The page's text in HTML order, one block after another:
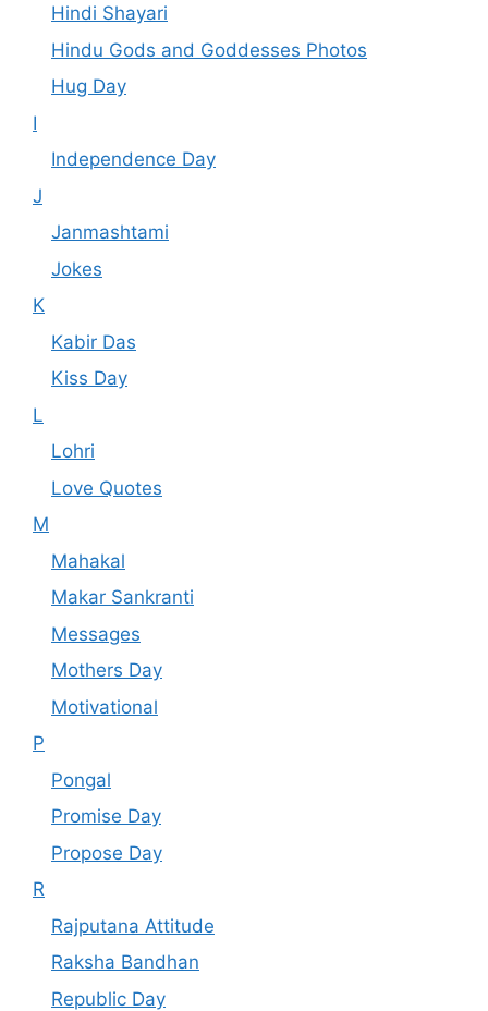
Hindi Shayari
Hindu Gods and Goddesses Photos
Hug Day
I
Independence Day
J
Janmashtami
Jokes
K
Kabir Das
Kiss Day
L
Lohri
Love Quotes
M
Mahakal
Makar Sankranti
Messages
Mothers Day
Motivational
P
Pongal
Promise Day
Propose Day
R
Rajputana Attitude
Raksha Bandhan
Republic Day